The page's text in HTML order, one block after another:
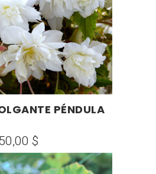
OPCIONESPÉNDULA
$
de
precios: